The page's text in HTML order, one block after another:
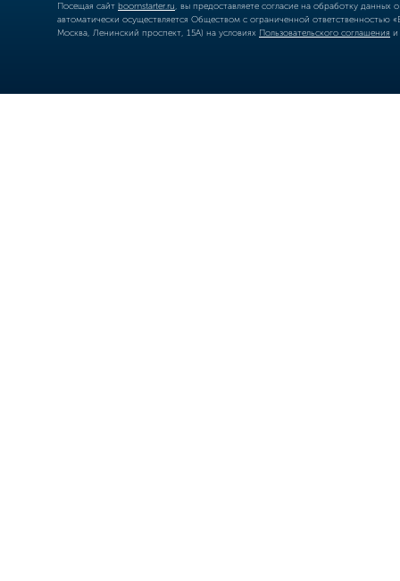
Посещая сайт boomstarter.ru , вы предоставляете согласие на обработку
автоматически осуществляется Обществом с ограниченной
Москва, Ленинский проспект, 15А) на условиях Пользовательского соглашения и